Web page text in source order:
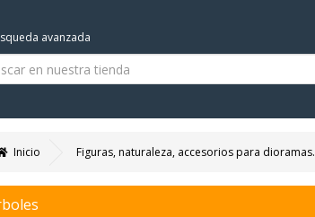
avanzada
Inicio Figuras, naturaleza, accesorios para dioramas.